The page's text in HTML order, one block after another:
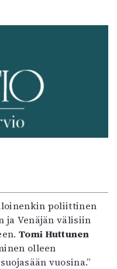
poliittinen
ja Venäjän välisiin
Tomi Huttunen
olleen
vuosina.”